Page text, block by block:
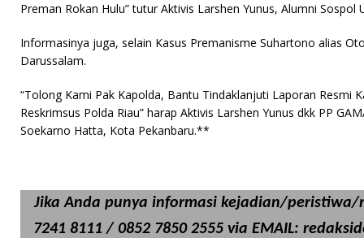
Preman Rokan Hulu” tutur Aktivis Larshen Yunus, Alumni Sospol
Informasinya juga, selain Kasus Premanisme Suhartono alias
Darussalam.
“Tolong Kami Pak Kapolda, Bantu Tindaklanjuti Laporan Resmi
Reskrimsus Polda Riau” harap Aktivis Larshen Yunus dkk PP
Soekarno Hatta, Kota Pekanbaru.**
Jika Anda punya informasi kejadian/peristiwa/
7241 8111 / 0852 7850 2555 via EMAIL: